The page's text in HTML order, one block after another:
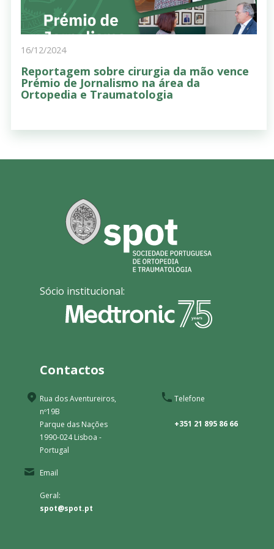
16/12/2024
Reportagem sobre cirurgia da mão vence
Prémio de Jornalismo na área da
Ortopedia e Traumatologia
Sócio institucional:
Contactos
Rua dos Aventureiros,
nº19B
Parque das Nações
1990-024 Lisboa -
Portugal
Telefone
+351 21 895 86 66
Email
Geral:
spot@spot.pt